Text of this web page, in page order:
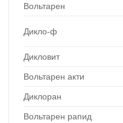
Вольтарен
Дикло-ф
Дикловит
Вольтарен акти
Диклоран
Вольтарен рапид